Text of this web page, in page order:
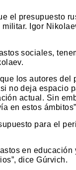
el presupuesto
Igor
sociales,
los autores
no deja espacio
actual. Sin
en estos
para el
en
dice Gúrvich.